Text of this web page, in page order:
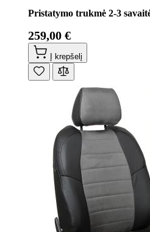
Pristatymo trukmė 2-3
259,00 €
Į krepšelį